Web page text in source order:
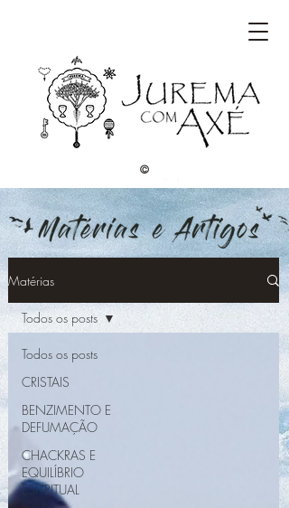
©
Matérias
Todos os posts
CRISTAIS
BENZIMENTO E
DEFUMAÇÃO
CHACKRAS E
EQUILÍBRIO
ESPIRITUAL
Todos os posts